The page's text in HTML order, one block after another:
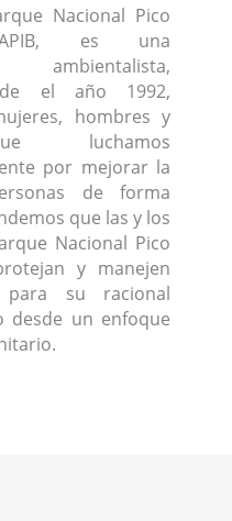
Nacional Pico
es una
ambientalista,
el año 1992,
hombres y
luchamos
por mejorar la
de forma
que las y los
Nacional Pico
y manejen
su racional
desde un enfoque